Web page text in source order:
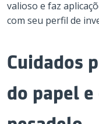
valioso e faz
com seu perfil de
Cuidados
do papel